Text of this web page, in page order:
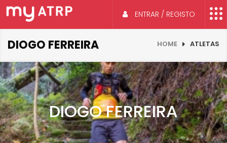
ENTRAR / REGISTO
DIOGO FERREIRA HOME ATLETAS
DIOGO FERREIRA